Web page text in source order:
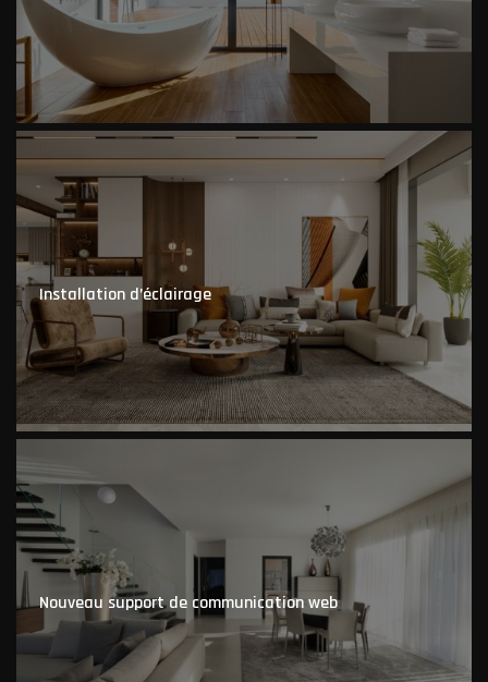
Installation d’éclairage
Nouveau support de communication web